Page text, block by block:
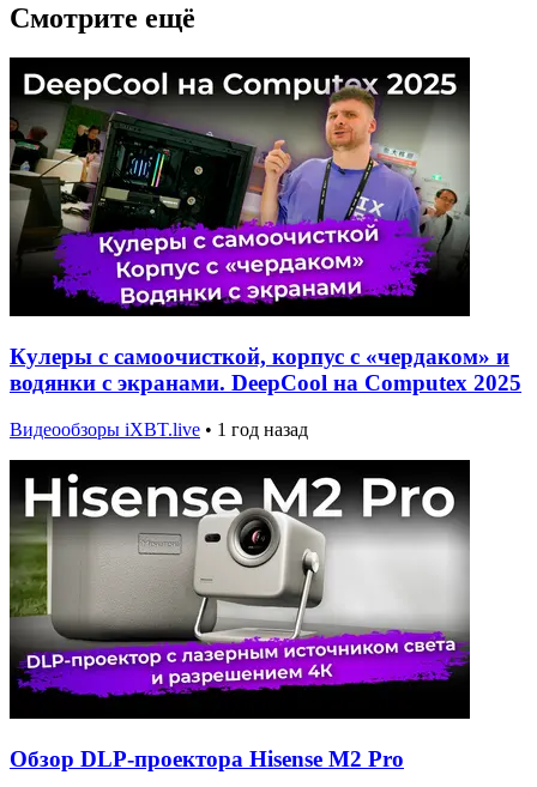
Смотрите ещё
Кулеры с самоочисткой, корпус с «чердаком» и
водянки с экранами. DeepCool на Computex 2025
Видеообзоры iXBT.live • 1 год назад
Обзор DLP-проектора Hisense M2 Pro